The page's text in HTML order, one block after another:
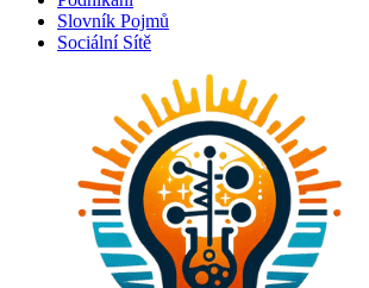
Slovník Pojmů
Sociální Sítě